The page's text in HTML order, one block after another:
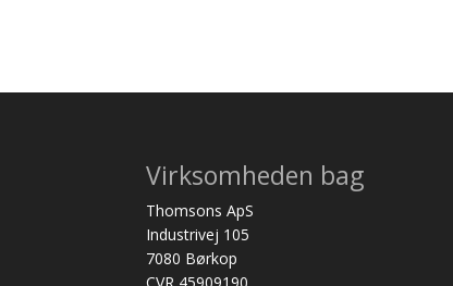
Virksomheden bag
Thomsons ApS
Industrivej 105
7080 Børkop